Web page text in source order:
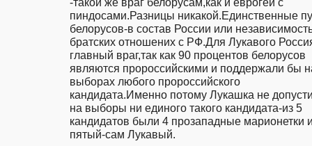
пиндосами.Разницы никакой.Единственные
белорусов-в состав России или
братских отношених с РФ.Для Лукавого
главный враг,так как 90 процентов белорусов
являются пророссийскими и поддержали бы
выборах любого пророссийского
кандидата.Именно потому Лукашка не
на выборы ни единого такого кандидата-из 5
кандидатов были 4 прозападные марионетки
пятый-сам Лукавый.